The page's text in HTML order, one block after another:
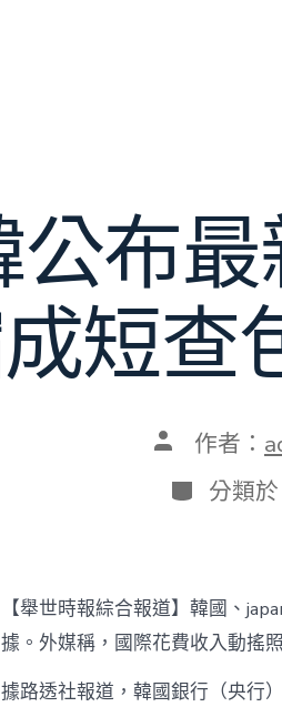
公布
短查
文
作
者
作者：
分
類
分類於
【舉世時報綜合報道】韓國、
據。外媒稱，國際花費收入動搖
據路透社報道，韓國銀行（央行